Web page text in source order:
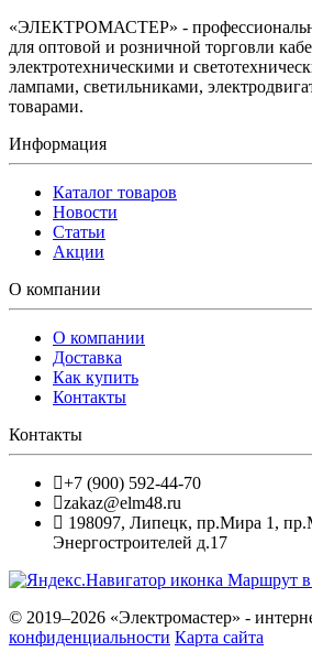
«ЭЛЕКТРОМАСТЕР» -
для оптовой и розничной торговли
электротехническими и
лампами, светильниками,
товарами.
Информация
Каталог товаров
Новости
Статьи
Акции
О компании
О компании
Доставка
Как купить
Контакты
Контакты
+7 (900) 592-44-70
zakaz@elm48.ru
198097, Липецк, пр.Мира 1,
Энергостроителей д.17
Маршрут в
© 2019–2026 «Электромастер» -
конфиденциальности Карта сайта